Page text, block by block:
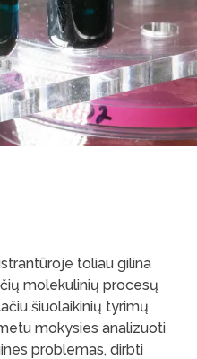
toliau gilina
molekulinių procesų
šiuolaikinių tyrimų
mokysies analizuoti
problemas, dirbti